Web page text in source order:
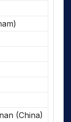
(China)